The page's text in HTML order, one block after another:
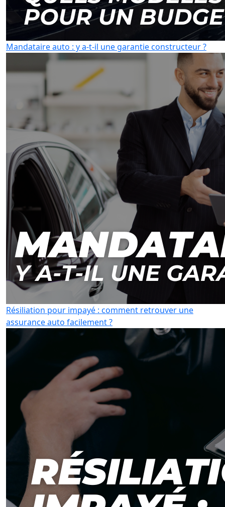
Mandataire auto : y a-t-il une garantie constructeur ?
Résiliation pour impayé : comment retrouver une
assurance auto facilement ?